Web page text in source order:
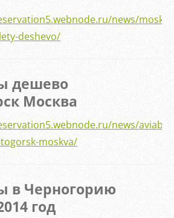
news/
deshevo/
дешево
Москва
news/
moskva/
в Черногорию
год